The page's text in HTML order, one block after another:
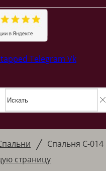
Telegram Vk
/ Спальня С-014
страницу